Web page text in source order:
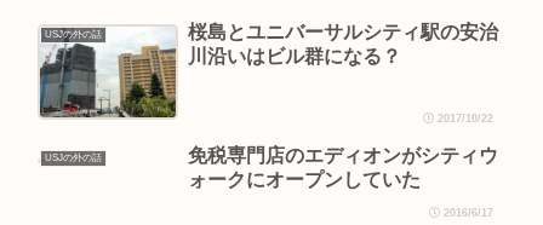
USJの外の話
桜島とユニバーサルシティ駅の安治
川沿いはビル群になる？
2017/10/22
USJの外の話
免税専門店のエディオンがシティウ
ォークにオープンしていた
2016/6/17